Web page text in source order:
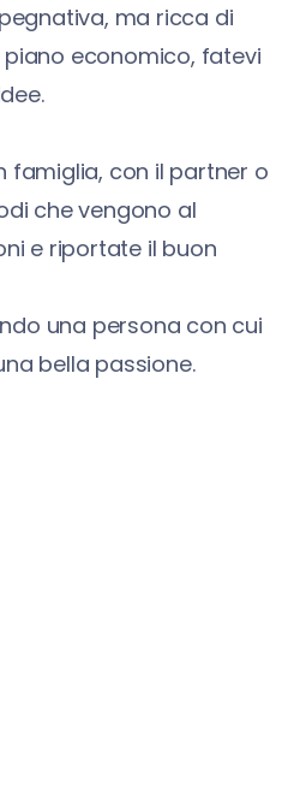
ma ricca di
economico, fatevi
famiglia, con il partner o
che vengono al
e riportate il buon
una persona con cui
bella passione.